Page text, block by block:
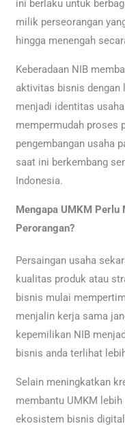
ini berlaku untuk
milik perseorangan
hingga menengah
Keberadaan NIB
aktivitas bisnis dengan
menjadi identitas
mempermudah proses
pengembangan usaha
saat ini berkembang
Indonesia.
Mengapa UMKM Perlu
Perorangan?
Persaingan usaha
kualitas produk atau
bisnis mulai
menjalin kerja sama
kepemilikan NIB
bisnis anda terlihat
Selain meningkatkan
membantu UMKM
ekosistem bisnis